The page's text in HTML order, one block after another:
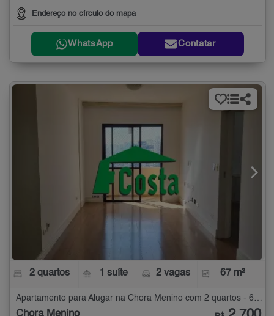
Endereço no círculo do mapa
WhatsApp Contatar
2 quartos 1 suíte 2 vagas 67 m²
Chora Menino